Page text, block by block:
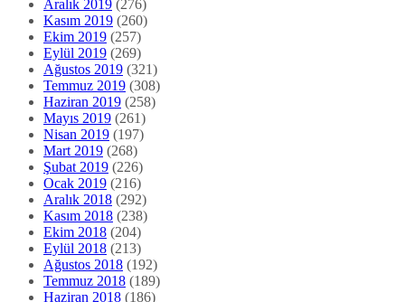
Aralık 2019 (276)
Kasım 2019 (260)
Ekim 2019 (257)
Eylül 2019 (269)
Ağustos 2019 (321)
Temmuz 2019 (308)
Haziran 2019 (258)
Mayıs 2019 (261)
Nisan 2019 (197)
Mart 2019 (268)
Şubat 2019 (226)
Ocak 2019 (216)
Aralık 2018 (292)
Kasım 2018 (238)
Ekim 2018 (204)
Eylül 2018 (213)
Ağustos 2018 (192)
Temmuz 2018 (189)
Haziran 2018 (186)